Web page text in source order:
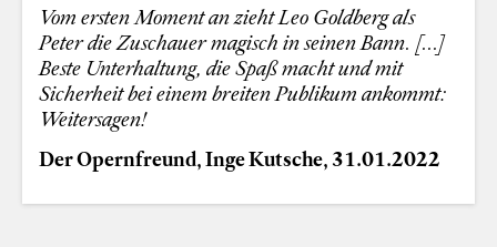
Vom ersten Moment an zieht Leo Goldberg als
Peter die Zuschauer magisch in seinen Bann. [...]
Beste Unterhaltung, die Spaß macht und mit
Sicherheit bei einem breiten Publikum ankommt:
Weitersagen!
Der Opernfreund, Inge Kutsche, 31.01.2022